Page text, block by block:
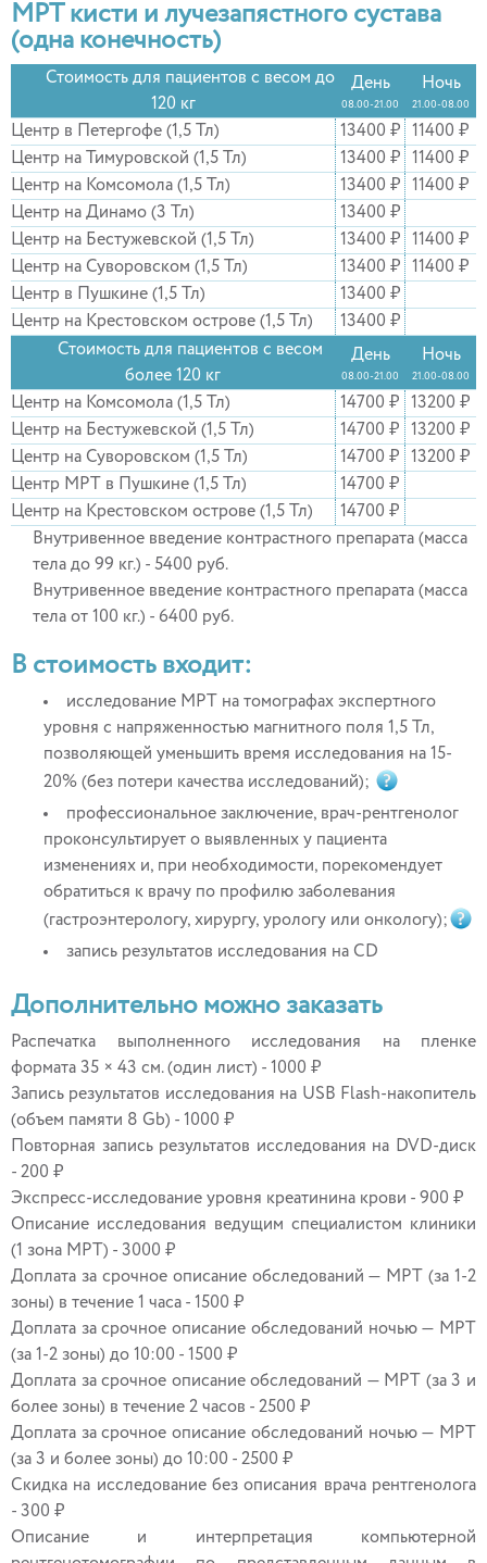
МРТ кисти и лучезапястного сустава
(одна конечность)
Стоимость для пациентов с весом до
120 кг
День
08.00-21.00
Ночь
21.00-08.00
Центр в Петергофе (1,5 Тл) 13400 ₽
11400 ₽
Центр на Тимуровской (1,5 Тл)
13400 ₽
11400 ₽
Центр на Комсомола (1,5 Тл)
13400 ₽
11400 ₽
Центр на Динамо (3 Тл)
13400 ₽
Центр на Бестужевской (1,5 Тл)
13400 ₽
11400 ₽
Центр на Суворовском (1,5 Тл)
13400 ₽
11400 ₽
Центр в Пушкине (1,5 Тл)
13400 ₽
Центр на Крестовском острове (1,5 Тл)
13400 ₽
Стоимость для пациентов с весом
более 120 кг
День
08.00-21.00
Ночь
21.00-08.00
Центр на Комсомола (1,5 Тл) 14700 ₽
13200 ₽
Центр на Бестужевской (1,5 Тл)
14700 ₽
13200 ₽
Центр на Суворовском (1,5 Тл)
14700 ₽
13200 ₽
Центр МРТ в Пушкине (1,5 Тл)
14700 ₽
Центр на Крестовском острове (1,5 Тл)
14700 ₽
Внутривенное введение контрастного препарата (масса
тела до 99 кг.) - 5400 руб.
Внутривенное введение контрастного препарата (масса
тела от 100 кг.) - 6400 руб.
В стоимость входит:
исследование МРТ на томографах экспертного
уровня с напряженностью магнитного поля 1,5 Тл,
позволяющей уменьшить время исследования на 15-
20% (без потери качества исследований);
профессиональное заключение, врач-рентгенолог
проконсультирует о выявленных у пациента
изменениях и, при необходимости, порекомендует
обратиться к врачу по профилю заболевания
(гастроэнтерологу, хирургу, урологу или онкологу);
запись результатов исследования на CD
Дополнительно можно заказать
Распечатка выполненного исследования на пленке
формата 35 × 43 см. (один лист) - 1000 ₽
Запись результатов исследования на USB Flash-накопитель
(объем памяти 8 Gb) - 1000 ₽
Повторная запись результатов исследования на DVD-диск
- 200 ₽
Экспресс-исследование уровня креатинина крови - 900 ₽
Описание исследования ведущим специалистом клиники
(1 зона МРТ) - 3000 ₽
Доплата за срочное описание обследований — МРТ (за 1-2
зоны) в течение 1 часа - 1500 ₽
Доплата за срочное описание обследований ночью — МРТ
(за 1-2 зоны) до 10:00 - 1500 ₽
Доплата за срочное описание обследований — МРТ (за 3 и
более зоны) в течение 2 часов - 2500 ₽
Доплата за срочное описание обследований ночью — МРТ
(за 3 и более зоны) до 10:00 - 2500 ₽
Скидка на исследование без описания врача рентгенолога
- 300 ₽
Описание и интерпретация компьютерной